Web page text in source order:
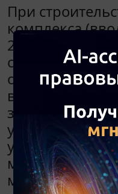
При
комплекса
2010 году) была
система
объект был
в казну
закреплен на
управления за
учреждением.
министерства